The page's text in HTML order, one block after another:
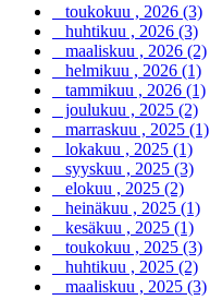
toukokuu , 2026 (3)
huhtikuu , 2026 (3)
maaliskuu , 2026 (2)
helmikuu , 2026 (1)
tammikuu , 2026 (1)
joulukuu , 2025 (2)
marraskuu , 2025 (1)
lokakuu , 2025 (1)
syyskuu , 2025 (3)
elokuu , 2025 (2)
heinäkuu , 2025 (1)
kesäkuu , 2025 (1)
toukokuu , 2025 (3)
huhtikuu , 2025 (2)
maaliskuu , 2025 (3)